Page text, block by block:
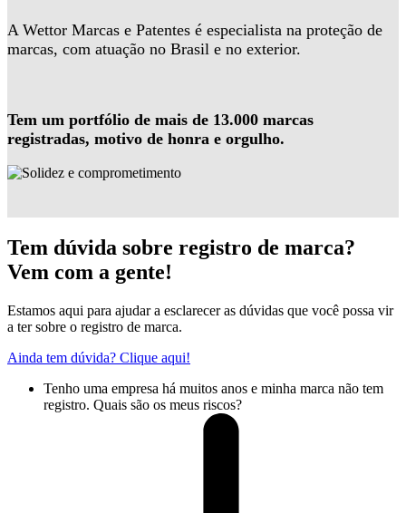
A Wettor Marcas e Patentes é especialista na proteção de
marcas, com atuação no Brasil e no exterior.
Tem um portfólio de mais de 13.000 marcas
registradas, motivo de honra e orgulho.
Tem dúvida sobre registro de marca?
Vem com a gente!
Estamos aqui para ajudar a esclarecer as dúvidas que você possa vir
a ter sobre o registro de marca.
Ainda tem dúvida? Clique aqui!
Tenho uma empresa há muitos anos e minha marca não tem
registro. Quais são os meus riscos?